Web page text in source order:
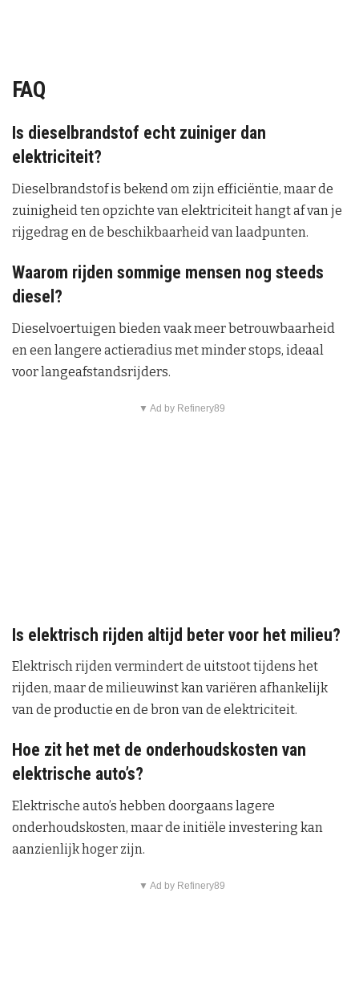
FAQ
Is dieselbrandstof echt zuiniger dan
elektriciteit?
Dieselbrandstof is bekend om zijn efficiëntie, maar de
zuinigheid ten opzichte van elektriciteit hangt af van je
rijgedrag en de beschikbaarheid van laadpunten.
Waarom rijden sommige mensen nog steeds
diesel?
Dieselvoertuigen bieden vaak meer betrouwbaarheid
en een langere actieradius met minder stops, ideaal
voor langeafstandsrijders.
▼ Ad by Refinery89
Is elektrisch rijden altijd beter voor het milieu?
Elektrisch rijden vermindert de uitstoot tijdens het
rijden, maar de milieuwinst kan variëren afhankelijk
van de productie en de bron van de elektriciteit.
Hoe zit het met de onderhoudskosten van
elektrische auto’s?
Elektrische auto’s hebben doorgaans lagere
onderhoudskosten, maar de initiële investering kan
aanzienlijk hoger zijn.
▼ Ad by Refinery89